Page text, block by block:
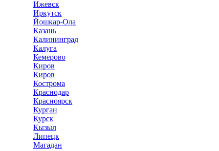
Ижевск
Иркутск
Йошкар-Ола
Казань
Калининград
Калуга
Кемерово
Киров
Киров
Кострома
Краснодар
Красноярск
Курган
Курск
Кызыл
Липецк
Магадан